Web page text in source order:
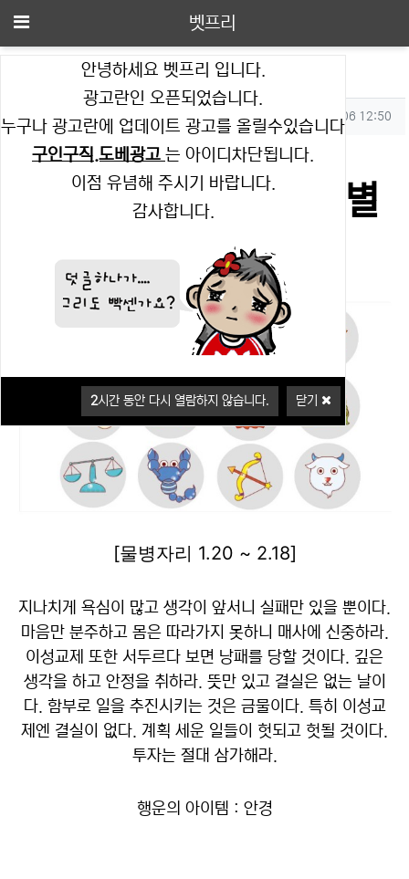
안녕하세요 벳프리 입니다.
광고란인 오픈되었습니다.
누구나 광고란에 업데이트 광고를 올릴수있습니다
구인구직.도베광고 는 아이디차단됩니다.
이점 유념해 주시기 바랍니다.
감사합니다.
2시간 동안 다시 열람하지 않습니다. 닫기
메뉴 벳프리
2026년 07월 06일 별자리 운세
작성자 정보
벳프리 2026.07.06 12:50
컨텐츠 정보
845조회
2026년 07월 06일 별
자리 운세
[물병자리 1.20 ~ 2.18]
지나치게 욕심이 많고 생각이 앞서니 실패만 있을 뿐이다.
마음만 분주하고 몸은 따라가지 못하니 매사에 신중하라.
이성교제 또한 서두르다 보면 낭패를 당할 것이다. 깊은
생각을 하고 안정을 취하라. 뜻만 있고 결실은 없는 날이
다. 함부로 일을 추진시키는 것은 금물이다. 특히 이성교
제엔 결실이 없다. 계획 세운 일들이 헛되고 헛될 것이다.
투자는 절대 삼가해라.
행운의 아이템 : 안경